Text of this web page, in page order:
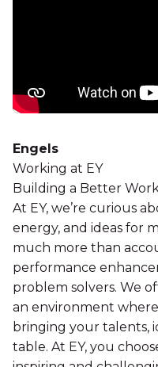
Engels
Working at EY
Building a Better
At EY, we’re curious
energy, and ideas for
much more than
performance
problem solvers. We
an environment
bringing your talents,
table. At EY, you